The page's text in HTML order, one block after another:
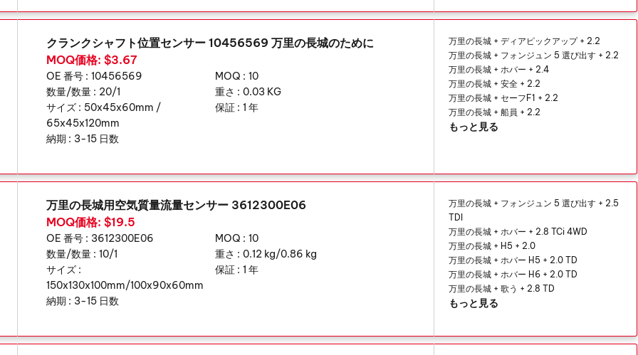
クランクシャフト位置センサー 10456569 万里の長城のために
MOQ価格: $3.67
OE 番号 : 10456569 MOQ : 10
数量/数量 : 20/1 重さ : 0.03 KG
サイズ : 50x45x60mm /
65x45x120mm
保証 : 1 年
納期 : 3-15 日数
万里の長城 + ディアピックアップ + 2.2
万里の長城 + フォンジュン 5 選び出す + 2.2
万里の長城 + ホバー + 2.4
万里の長城 + 安全 + 2.2
万里の長城 + セーフF1 + 2.2
万里の長城 + 船員 + 2.2
もっと見る
万里の長城用空気質量流量センサー 3612300E06
MOQ価格: $19.5
OE 番号 : 3612300E06 MOQ : 10
数量/数量 : 10/1 重さ : 0.12 kg/0.86 kg
サイズ :
150x130x100mm/100x90x60mm
保証 : 1 年
納期 : 3-15 日数
万里の長城 + フォンジュン 5 選び出す + 2.5
TDI
万里の長城 + ホバー + 2.8 TCi 4WD
万里の長城 + H5 + 2.0
万里の長城 + ホバー H5 + 2.0 TD
万里の長城 + ホバー H6 + 2.0 TD
万里の長城 + 歌う + 2.8 TD
もっと見る